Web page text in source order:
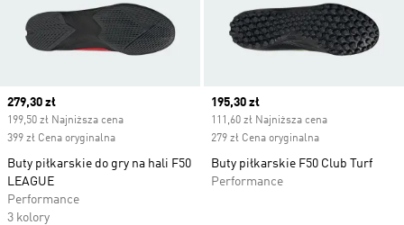
Current price
279,30 zł
199,50 zł Najniższa cena
399 zł Cena oryginalna
Buty piłkarskie do gry na hali F50
LEAGUE
Performance
3 kolory
Current price
195,30 zł
111,60 zł Najniższa cena
279 zł Cena oryginalna
Buty piłkarskie F50 Club Turf
Performance